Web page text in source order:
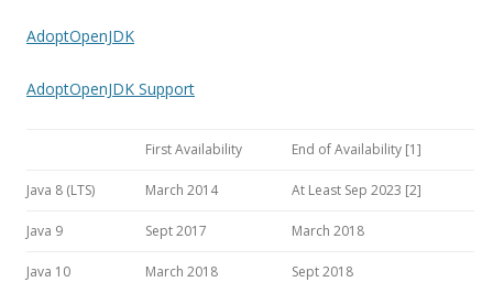
AdoptOpenJDK
AdoptOpenJDK Support
First Availability End of Availability [1]
Java 8 (LTS) March 2014 At Least Sep 2023 [2]
Java 9 Sept 2017 March 2018
Java 10 March 2018 Sept 2018